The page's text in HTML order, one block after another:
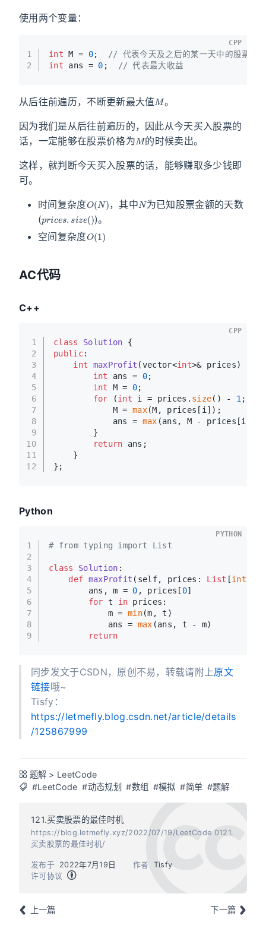
使用两个变量：
1
2
int M = 0;
// 代表今天及之后的某一天中的股票最
int ans = 0 ; // 代表最大收益
CPP
从后往前遍历，不断更新最大值 。
因为我们是从后往前遍历的，因此从今天买入股票的
话，一定能够在股票价格为
M
的时候卖出。
这样，就判断今天买入股票的话，能够赚取多少钱即
可。
时间复杂度 ，其中
为已知股票金额的天数
(
prices.size()
)。
空间复杂度
O(1
AC代码
C++
1
2
3
4
5
6
7
8
9
10
11
12
class Solution {
public:
int
maxProfit (vector<int>& prices)
int ans = 0;
int M = 0;
for (int i = prices. size() - 1 ; i
            M =
max(M, prices[i]);
            ans =
max (ans, M -
        }
return ans;
    }
};
CPP
Python
1
2
3
4
5
6
7
8
9
# from typing import List
class Solution :
def maxProfit ( self, prices: List [int
        ans, m =
0 , prices[ 0]
for t in prices:
            m =
min(m, t)
            ans =
max (ans, t - m)
return
PYTHON
同步发文于CSDN，原创不易，转载请附上原文
链接哦~
Tisfy：
https://letmefly.blog.csdn.net/article/details
/125867999
题解 > LeetCode
#LeetCode #动态规划 #数组 #模拟 #简单 #题解
121.买卖股票的最佳时机
https://blog.letmefly.xyz/2022/07/19/LeetCode 0121.
买卖股票的最佳时机/
作者 Tisfy
发布于
2022年7月19日
许可协议
上一篇 下一篇